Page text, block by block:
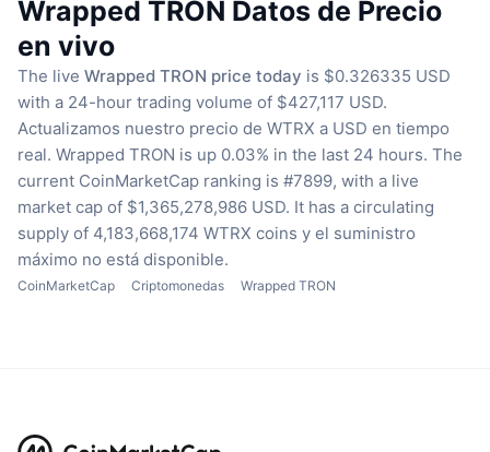
Wrapped TRON Datos de Precio
en vivo
The live Wrapped TRON price today is $0.326335 USD
with a 24-hour trading volume of $427,117 USD.
Actualizamos nuestro precio de WTRX a USD en tiempo
real. Wrapped TRON is up 0.03% in the last 24 hours. The
current CoinMarketCap ranking is #7899, with a live
market cap of $1,365,278,986 USD. It has a circulating
supply of 4,183,668,174 WTRX coins y el suministro
máximo no está disponible.
CoinMarketCap Criptomonedas Wrapped TRON